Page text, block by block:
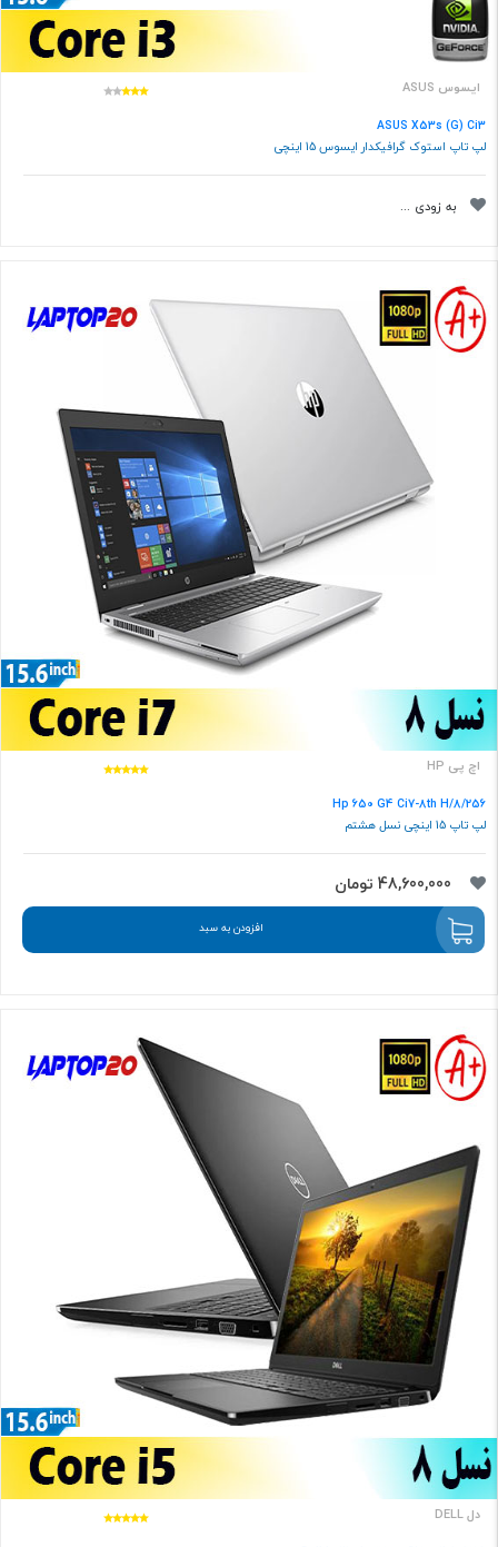
ایسوس ASUS
ASUS X53s (G) Ci3
لپ تاپ استوک گرافیکدار ایسوس 15 اینچی
به زودی ...
اچ پی HP
Hp 650 G4 Ci7-8th H/8/256
لپ تاپ 15 اینچی نسل هشتم
48,600,000 تومان
افزودن به سبد
دل DELL